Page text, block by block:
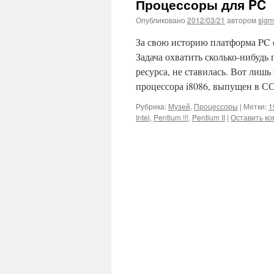
Процессоры для PC
Опубликовано 2012/03/21 автором
За свою историю платформа PC
Задача охватить сколько-
ресурса, не ставилась. Вот
процессора i8086, выпущен в
Рубрика: Музей, Процессоры | Метки:
Intel, Pentium !!!, Pentium II | Оставить